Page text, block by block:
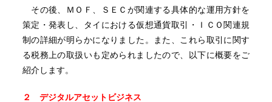
その後、ＭＯＦ、ＳＥＣが関連する具体的な運用方針を
策定・発表し、タイにおける仮想通貨取引・ＩＣＯ関連規
制の詳細が明らかになりました。また、これら取引に関す
る税務上の取扱いも定められましたので、以下に概要をご
紹介します。
２ デジタルアセットビジネス